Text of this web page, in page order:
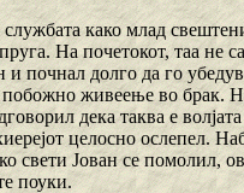
како млад
На почетокот, таа
и почнал долго да го
живеење во брак.
дека таква е
целосно ослепел.
свети Јован се помолил,
поуки.